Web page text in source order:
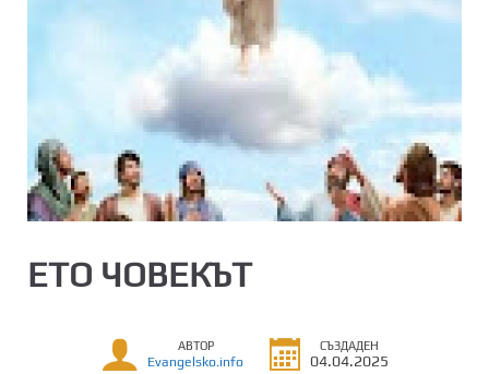
ЕТО ЧОВЕКЪТ
АВТОР
Evangelsko.info
СЪЗДАДЕН
04.04.2025